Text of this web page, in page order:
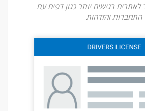
רגישים יותר כגון דפים עם
התחברות והזדהות